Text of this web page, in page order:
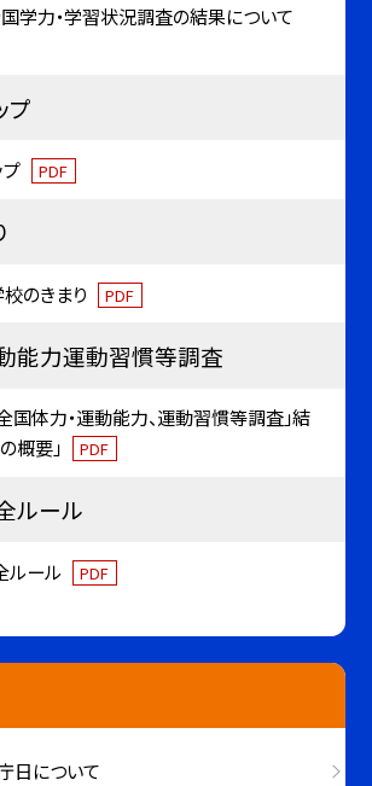
学力・学習状況調査の結果について
プ
PDF
のきまり PDF
能力運動習慣等調査
国体力・運動能力、運動習慣等調査」結
概要」
PDF
ルール
ルール PDF
日について